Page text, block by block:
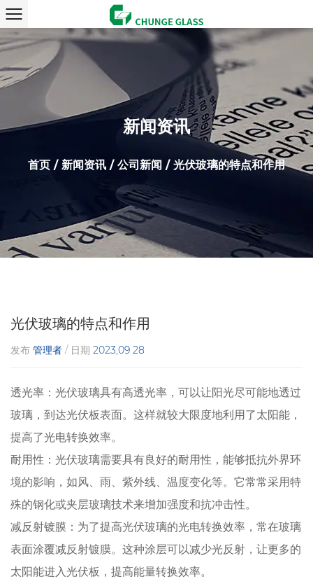
新闻资讯
首页 / 新闻资讯 / 公司新闻 / 光伏玻璃的特点和作用
光伏玻璃的特点和作用
发布 管理者 / 日期 2023,09 28
透光率：光伏玻璃具有高透光率，可以让阳光尽可能地透过
玻璃，到达光伏板表面。这样就较大限度地利用了太阳能，
提高了光电转换效率。
耐用性：光伏玻璃需要具有良好的耐用性，能够抵抗外界环
境的影响，如风、雨、紫外线、温度变化等。它常常采用特
殊的钢化或夹层玻璃技术来增加强度和抗冲击性。
减反射镀膜：为了提高光伏玻璃的光电转换效率，常在玻璃
表面涂覆减反射镀膜。这种涂层可以减少光反射，让更多的
太阳能进入光伏板，提高能量转换效率。